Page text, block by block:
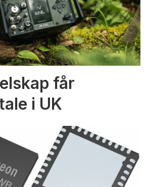
får
i UK